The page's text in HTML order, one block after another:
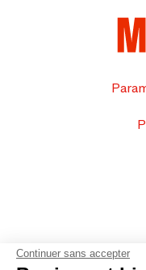
Continuer sans accepter